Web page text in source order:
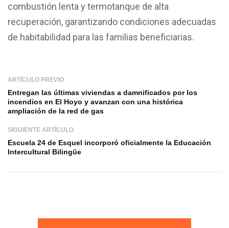
combustión lenta y termotanque de alta
recuperación, garantizando condiciones adecuadas
de habitabilidad para las familias beneficiarias.
ARTÍCULO PREVIO
Entregan las últimas viviendas a damnificados por los
incendios en El Hoyo y avanzan con una histórica
ampliación de la red de gas
SIGUIENTE ARTÍCULO
Escuela 24 de Esquel incorporó oficialmente la Educación
Intercultural Bilingüe